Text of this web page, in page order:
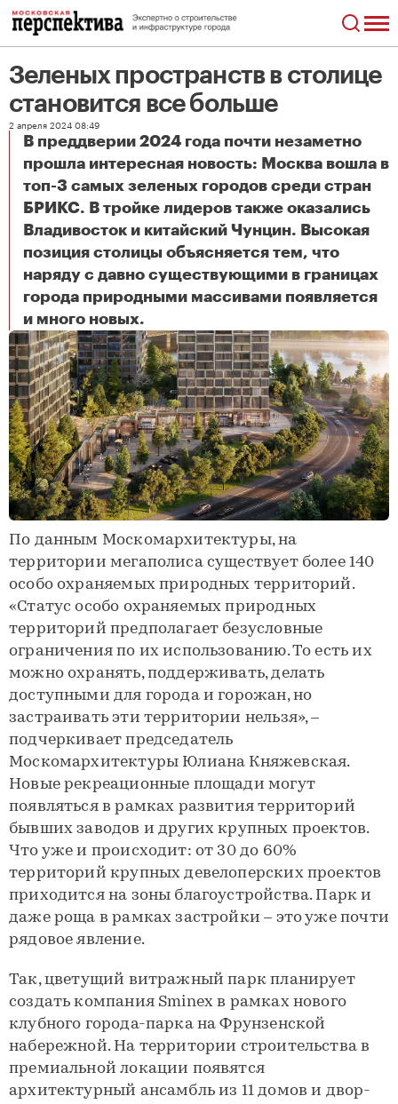
Зеленых пространств в столице
становится все больше
2 апреля 2024 08:49
В преддверии 2024 года почти незаметно
прошла интересная новость: Москва вошла в
топ-3 самых зеленых городов среди стран
БРИКС. В тройке лидеров также оказались
Владивосток и китайский Чунцин. Высокая
позиция столицы объясняется тем, что
наряду с давно существующими в границах
города природными массивами появляется
и много новых.
По данным Москомархитектуры, на
территории мегаполиса существует более 140
особо охраняемых природных территорий.
«Статус особо охраняемых природных
территорий предполагает безусловные
ограничения по их использованию. То есть их
можно охранять, поддерживать, делать
доступными для города и горожан, но
застраивать эти территории нельзя», –
подчеркивает председатель
Москомархитектуры Юлиана Княжевская.
Новые рекреационные площади могут
появляться в рамках развития территорий
бывших заводов и других крупных проектов.
Что уже и происходит: от 30 до 60%
территорий крупных девелоперских проектов
приходится на зоны благоустройства. Парк и
даже роща в рамках застройки – это уже почти
рядовое явление.
Так, цветущий витражный парк планирует
создать компания Sminex в рамках нового
клубного города-парка на Фрунзенской
набережной. На территории строительства в
премиальной локации появятся
архитектурный ансамбль из 11 домов и двор-